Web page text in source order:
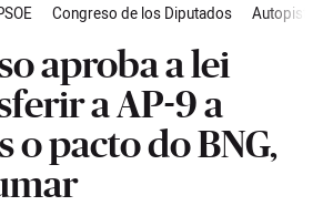
Congreso de los Diputados Autopistas
aproba a lei
a AP-9 a
o pacto do BNG,